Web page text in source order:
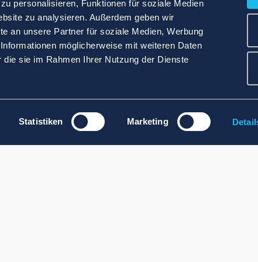
personalisieren, Funktionen für soziale Medien
zu analysieren. Außerdem geben wir
an unsere Partner für soziale Medien, Werbung
möglicherweise mit weiteren Daten
sie im Rahmen Ihrer Nutzung der Dienste
Statistiken Marketing